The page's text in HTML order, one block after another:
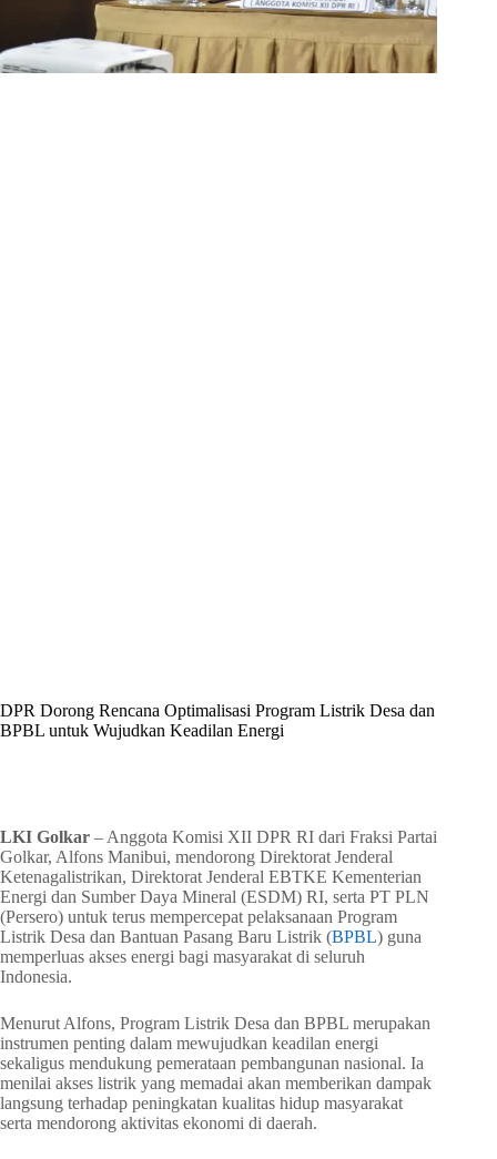
DPR Dorong Rencana Optimalisasi Program Listrik Desa dan
BPBL untuk Wujudkan Keadilan Energi
LKI Golkar – Anggota Komisi XII DPR RI dari Fraksi Partai
Golkar, Alfons Manibui, mendorong Direktorat Jenderal
Ketenagalistrikan, Direktorat Jenderal EBTKE Kementerian
Energi dan Sumber Daya Mineral (ESDM) RI, serta PT PLN
(Persero) untuk terus mempercepat pelaksanaan Program
Listrik Desa dan Bantuan Pasang Baru Listrik (BPBL) guna
memperluas akses energi bagi masyarakat di seluruh
Indonesia.
Menurut Alfons, Program Listrik Desa dan BPBL merupakan
instrumen penting dalam mewujudkan keadilan energi
sekaligus mendukung pemerataan pembangunan nasional. Ia
menilai akses listrik yang memadai akan memberikan dampak
langsung terhadap peningkatan kualitas hidup masyarakat
serta mendorong aktivitas ekonomi di daerah.